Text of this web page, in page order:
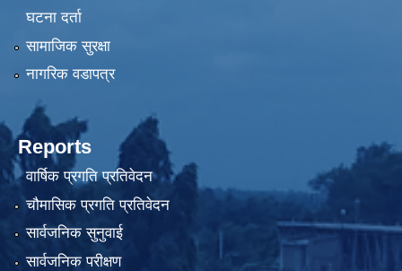
घटना दर्ता
सामाजिक सुरक्षा
नागरिक वडापत्र
Reports
वार्षिक प्रगति प्रतिवेदन
चौमासिक प्रगति प्रतिवेदन
सार्वजनिक सुनुवाई
सार्वजनिक परीक्षण